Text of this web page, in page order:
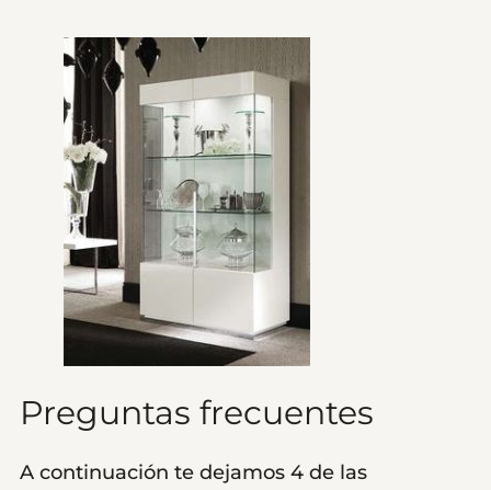
Preguntas frecuentes
A continuación te dejamos 4 de las